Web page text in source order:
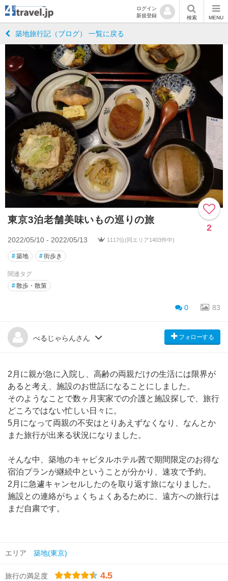
ログイン
新規登録
検索 MENU
築地旅行記（ブログ） 一覧に戻る
東京3泊老舗美味いもの巡りの旅
2
2022/05/10 - 2022/05/13 1117位(同エリア1403件中)
#築地 #街歩き
関連タグ
#散歩・散策
0 83
べるじゃらんさん フォローする
2月に親が急に入院し、高齢の両親だけの生活には限界が
あると考え、施設のお世話になることにしました。
そのようなことで数ヶ月実家での介護と施設探しで、旅行
どころではない忙しい日々に。
5月になって両親の不安はとりあえずなくなり、なんとか
また旅行が出来る状況になりました。
そんな中、築地のキャピタルホテル茜で期間限定のお得な
宿泊プランが継続中ということが分かり、速攻で予約。
2月に急遽キャンセルしたのを取り返す旅になりました。
施設との連絡がちょくちょくあるために、遠方への旅行は
まだ自粛です。
エリア 築地(東京)
旅行の満足度 4.5